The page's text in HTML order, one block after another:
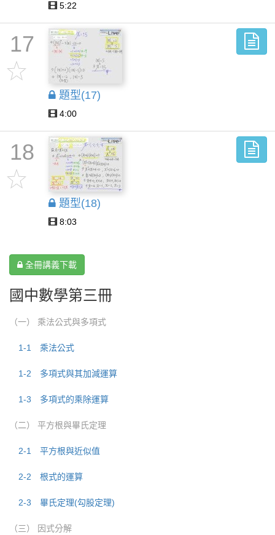
5:22
17
題型(17)
4:00
18
題型(18)
8:03
全冊講義下載
國中數學第三冊
（一） 乘法公式與多項式
1-1 乘法公式
1-2 多項式與其加減運算
1-3 多項式的乘除運算
（二） 平方根與畢氏定理
2-1 平方根與近似值
2-2 根式的運算
2-3 畢氏定理(勾股定理)
（三） 因式分解